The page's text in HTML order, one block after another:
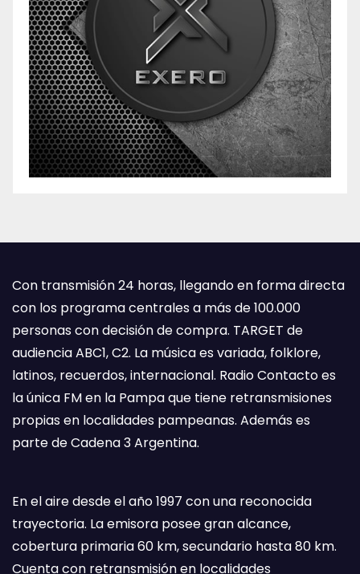
Con transmisión 24 horas, llegando en forma directa
con los programa centrales a más de 100.000
personas con decisión de compra. TARGET de
audiencia ABC1, C2. La música es variada, folklore,
latinos, recuerdos, internacional. Radio Contacto es
la única FM en la Pampa que tiene retransmisiones
propias en localidades pampeanas. Además es
parte de Cadena 3 Argentina.
En el aire desde el año 1997 con una reconocida
trayectoria. La emisora posee gran alcance,
cobertura primaria 60 km, secundario hasta 80 km.
Cuenta con retransmisión en localidades